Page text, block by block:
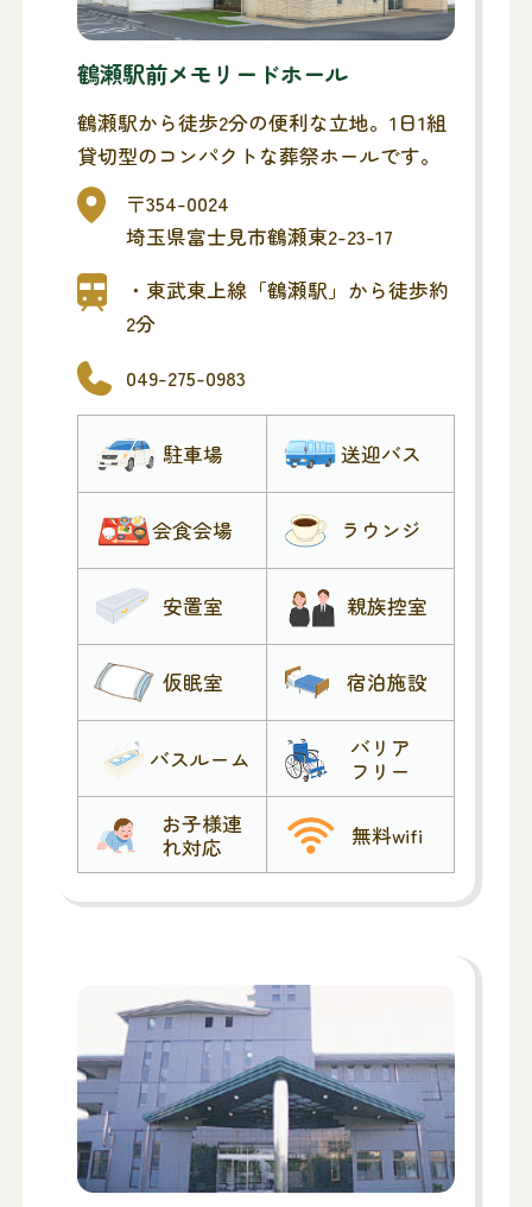
鶴瀬駅前メモリードホール
鶴瀬駅から徒歩2分の便利な立地。1日1組
貸切型のコンパクトな葬祭ホールです。
〒354-0024
埼玉県富士見市鶴瀬東2-23-17
・東武東上線「鶴瀬駅」から徒歩約
2分
049-275-0983
駐車場 送迎バス
会食会場 ラウンジ
安置室 親族控室
仮眠室 宿泊施設
バスルーム
バリア
フリー
お子様連
れ対応
無料wifi